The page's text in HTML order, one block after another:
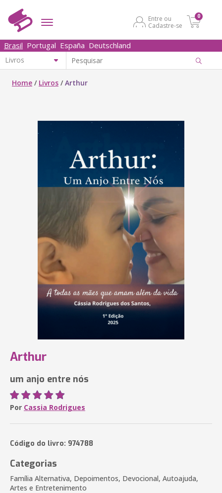
Entre ou
Cadastre-se
0
Brasil Portugal España Deutschland
Home / Livros /Arthur
Arthur
um anjo entre nós
Por Cassia Rodrigues
Código do livro: 974788
Categorias
Família Alternativa, Depoimentos, Devocional, Autoajuda,
Artes e Entretenimento